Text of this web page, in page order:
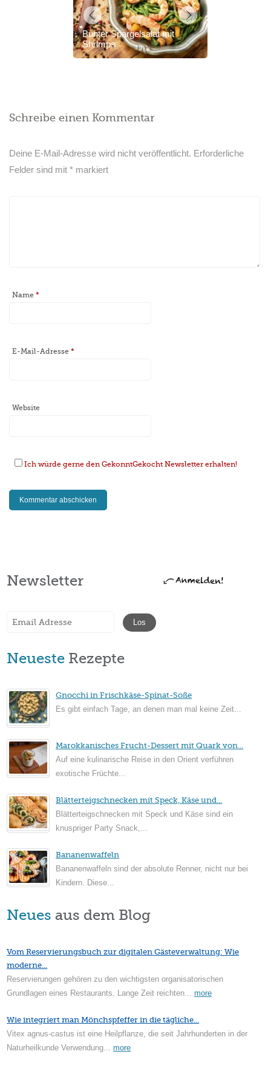
Bunter Spargelsalat mit
Shrimps
Schreibe einen Kommentar
Deine E-Mail-Adresse wird nicht veröffentlicht. Erforderliche
Felder sind mit* markiert
Name*
E-Mail-Adresse*
Website
Ich würde gerne den GekonntGekocht Newsletter erhalten!
Newsletter
Neueste Rezepte
Gnocchi in Frischkäse-Spinat-Soße
Es gibt einfach Tage, an denen man mal keine Zeit...
Marokkanisches Frucht-Dessert mit Quark von...
Auf eine kulinarische Reise in den Orient verführen
exotische Früchte...
Blätterteigschnecken mit Speck, Käse und...
Blätterteigschnecken mit Speck und Käse sind ein
knuspriger Party Snack,...
Bananenwaffeln
Bananenwaffeln sind der absolute Renner, nicht nur bei
Kindern. Diese...
Neues aus dem Blog
Vom Reservierungsbuch zur digitalen Gästeverwaltung: Wie
moderne...
Reservierungen gehören zu den wichtigsten organisatorischen
Grundlagen eines Restaurants. Lange Zeit reichten...more
Wie integriert man Mönchspfeffer in die tägliche...
Vitex agnus-castus ist eine Heilpflanze, die seit Jahrhunderten in der
Naturheilkunde Verwendung...more